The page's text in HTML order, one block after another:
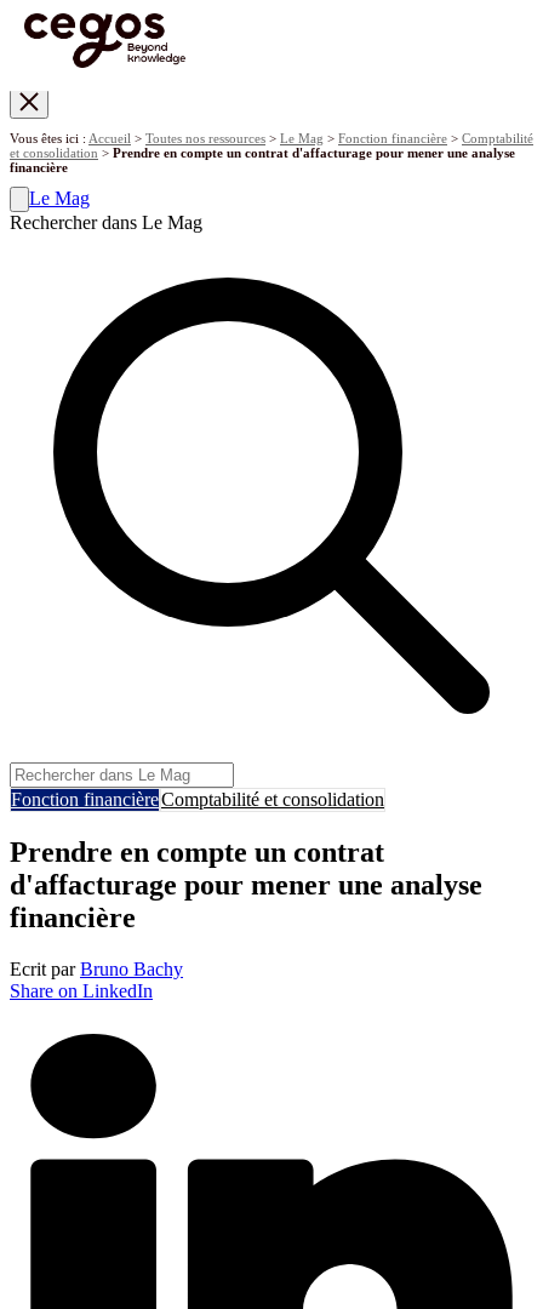
Vous êtes ici : Accueil > Toutes nos ressources > Le Mag > Fonction financière > Comptabilité
et consolidation > Prendre en compte un contrat d'affacturage pour mener une analyse
financière
Le Mag
Rechercher dans Le Mag
Fonction financièreComptabilité et consolidation
Prendre en compte un contrat
d'affacturage pour mener une analyse
financière
Ecrit parBruno Bachy
Share on LinkedIn